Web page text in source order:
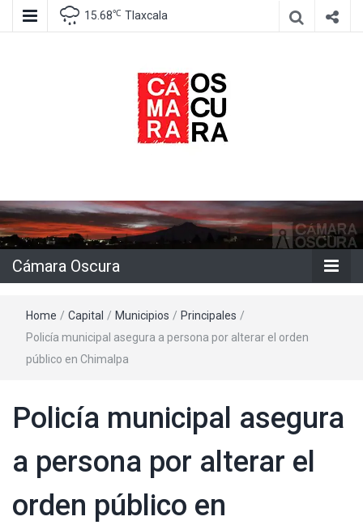
15.68℃ Tlaxcala
Cámara
Oscura
Cámara Oscura
Home / Capital / Municipios / Principales /
Policía municipal asegura a persona por alterar el orden
público en Chimalpa
Policía municipal asegura
a persona por alterar el
orden público en